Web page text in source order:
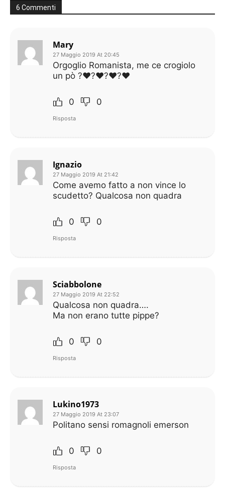
6 Commenti
Mary
27 Maggio 2019 At 20:45
Orgoglio Romanista, me ce crogiolo
un pò ?❤?❤?❤?❤
0 0
Risposta
Ignazio
27 Maggio 2019 At 21:42
Come avemo fatto a non vince lo
scudetto? Qualcosa non quadra
0 0
Risposta
Sciabbolone
27 Maggio 2019 At 22:52
Qualcosa non quadra….
Ma non erano tutte pippe?
0 0
Risposta
Lukino1973
27 Maggio 2019 At 23:07
Politano sensi romagnoli emerson
0 0
Risposta